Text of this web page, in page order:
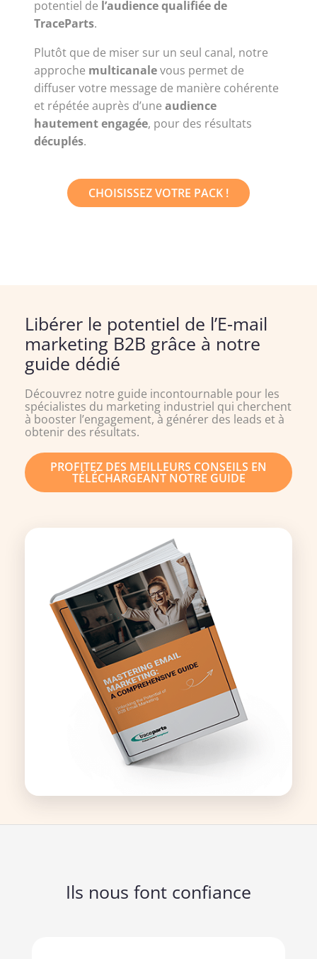
potentiel de l’audience qualifiée de
TraceParts.
Plutôt que de miser sur un seul canal, notre
approche multicanalevous permet de
diffuser votre message de manière cohérente
et répétée auprès d’uneaudience
hautement engagée, pour des résultats
décuplés.
CHOISISSEZ VOTRE PACK !
Libérer le potentiel de l’E-mail
marketing B2B grâce à notre
guide dédié
Découvrez notre guide incontournable pour les
spécialistes du marketing industriel qui cherchent
à booster l’engagement, à générer des leads et à
obtenir des résultats.
PROFITEZ DES MEILLEURS CONSEILS EN
TÉLÉCHARGEANT NOTRE GUIDE
Ils nous font confiance